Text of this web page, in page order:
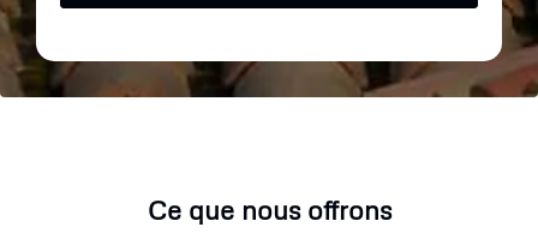
Ce que nous offrons